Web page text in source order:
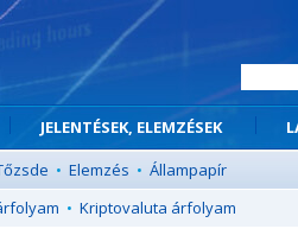
JELENTÉSEK, ELEMZÉSEK
• Elemzés • Állampapír
• Kriptovaluta árfolyam